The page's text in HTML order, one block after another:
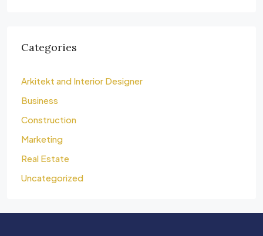
Categories
Arkitekt and Interior Designer
Business
Construction
Marketing
Real Estate
Uncategorized